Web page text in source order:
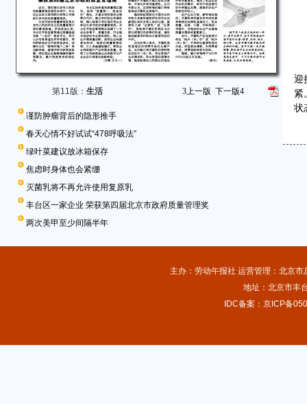
第11版： 生活 3上一版 下一版4
谨防肿瘤背后的隐形推手
春天心情不好试试“478呼吸法”
绿叶菜建议放冰箱保存
焦虑时身体也会紧绷
灭菌乳将不再允许使用复原乳
丰台区一家企业 荣获第四届北京市政府质量管理奖
两次美甲至少间隔半年
迎
紧
状
主办：劳动午报社 运营管理：北京
地址：北京市丰
IDC备案：京ICP备